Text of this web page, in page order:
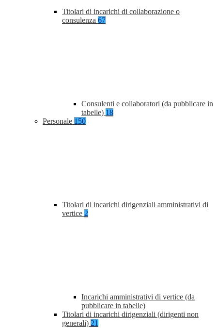
Titolari di incarichi di collaborazione o
consulenza 67
Consulenti e collaboratori (da pubblicare in
tabelle) 18
Personale 150
Titolari di incarichi dirigenziali amministrativi di
vertice 2
Incarichi amministrativi di vertice (da
pubblicare in tabelle)
Titolari di incarichi dirigenziali (dirigenti non
generali) 21